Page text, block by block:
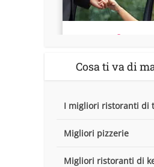
Cosa ti va di
I migliori ristoranti di
Migliori pizzerie
Migliori ristoranti di